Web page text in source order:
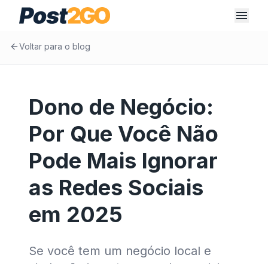
Voltar para o blog
Dono de Negócio:
Por Que Você Não
Pode Mais Ignorar
as Redes Sociais
em 2025
Se você tem um negócio local e